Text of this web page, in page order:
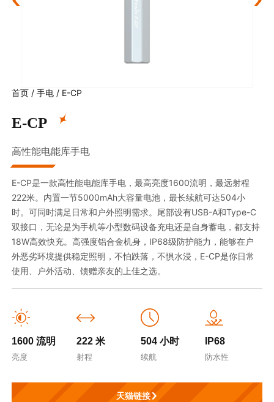
首页 /手电 / E-CP
E-CP
高性能电能库手电
E-CP是一款高性能电能库手电，最高亮度1600流明，最远射程
222米。内置一节5000mAh大容量电池，最长续航可达504小
时。可同时满足日常和户外照明需求。尾部设有USB-A和Type-C
双接口，无论是为手机等小型数码设备充电还是自身蓄电，都支持
18W高效快充。高强度铝合金机身，IP68级防护能力，能够在户
外恶劣环境提供稳定照明，不怕跌落，不惧水浸，E-CP是你日常
使用、户外活动、馈赠亲友的上佳之选。
1600 流明
亮度
222 米
射程
504 小时
续航
IP68
防水性
天猫链接